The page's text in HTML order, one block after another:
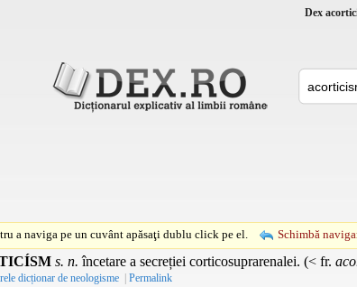
Dex
a naviga pe un cuvânt apăsaţi dublu click pe el. Schimbă
s. n. încetare a secreției corticosuprarenalei. (< fr.
dicționar de neologisme | Permalink